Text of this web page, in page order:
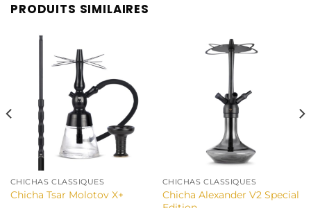
PRODUITS SIMILAIRES
CHICHAS CLASSIQUES
Chicha Tsar Molotov X+
CHICHAS CLASSIQUES
Chicha Alexander V2 Special